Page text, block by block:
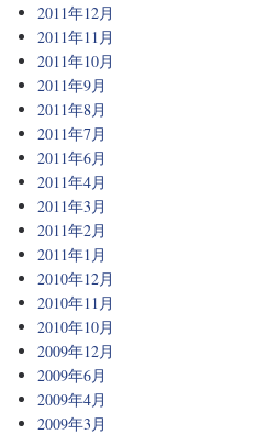
2011年12月
2011年11月
2011年10月
2011年9月
2011年8月
2011年7月
2011年6月
2011年4月
2011年3月
2011年2月
2011年1月
2010年12月
2010年11月
2010年10月
2009年12月
2009年6月
2009年4月
2009年3月